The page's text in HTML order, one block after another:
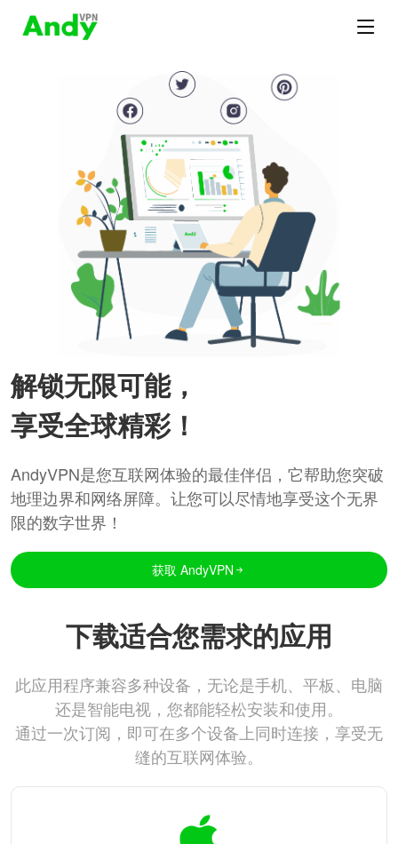
解锁无限可能，
享受全球精彩！
AndyVPN是您互联网体验的最佳伴侣，它帮助您突破
地理边界和网络屏障。让您可以尽情地享受这个无界
限的数字世界！
获取 AndyVPN
下载适合您需求的应用
此应用程序兼容多种设备，无论是手机、平板、电脑
还是智能电视，您都能轻松安装和使用。
通过一次订阅，即可在多个设备上同时连接，享受无
缝的互联网体验。